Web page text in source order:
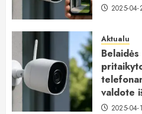
2025-04-
Aktualu
valdote
2025-04-